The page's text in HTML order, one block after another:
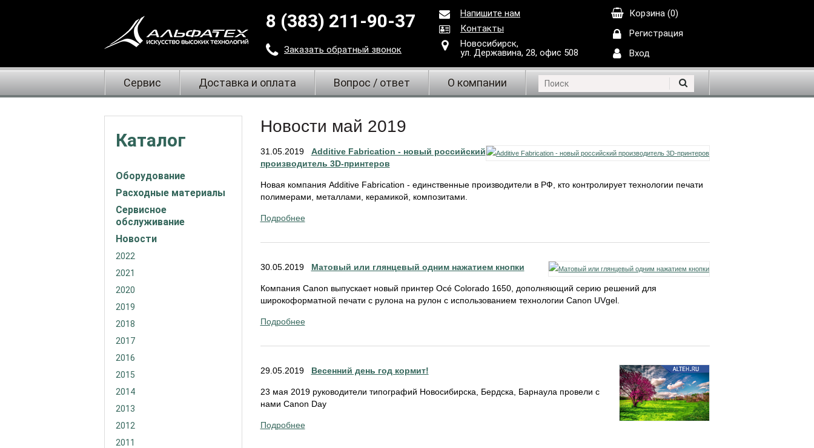
8 (383) 211-90-37
Заказать обратный звонок
Напишите нам
Контакты
Новосибирск,
ул. Державина, 28, офис 508
Корзина (0)
Регистрация
Вход
Сервис Доставка и оплата Вопрос / ответ О компании
Каталог
Оборудование
Расходные материалы
Сервисное
обслуживание
Новости
2022
2021
2020
2019
2018
2017
2016
2015
2014
2013
2012
2011
Новости май 2019
31.05.2019 Additive Fabrication - новый российский
производитель 3D-принтеров
Новая компания Additive Fabrication - единственные производители в РФ, кто контролирует технологии печати
полимерами, металлами, керамикой, композитами.
Подробнее
30.05.2019 Матовый или глянцевый одним нажатием кнопки
Компания Canon выпускает новый принтер Océ Colorado 1650, дополняющий серию решений для
широкоформатной печати с рулона на рулон с использованием технологии Canon UVgel.
Подробнее
29.05.2019 Весенний день год кормит!
23 мая 2019 руководители типографий Новосибирска, Бердска, Барнаула провели с
нами Canon Day
Подробнее